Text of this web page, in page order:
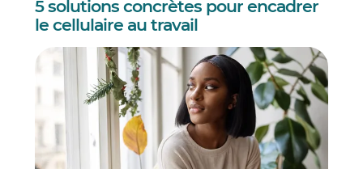
5 solutions concrètes pour encadrer
le cellulaire au travail